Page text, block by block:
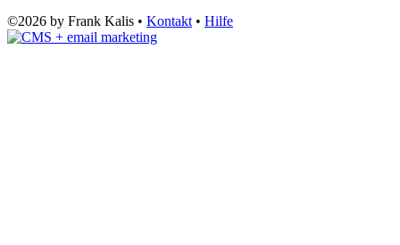
©2026 by Frank Kalis • Kontakt • Hilfe